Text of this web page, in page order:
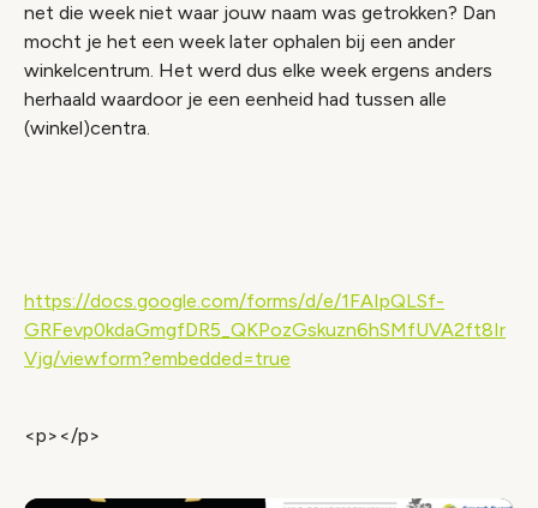
net die week niet waar jouw naam was getrokken? Dan
mocht je het een week later ophalen bij een ander
winkelcentrum. Het werd dus elke week ergens anders
herhaald waardoor je een eenheid had tussen alle
(winkel)centra.
Wijzig cookie instellingen
https://docs.google.com/forms/d/e/1FAIpQLSf-
GRFevp0kdaGmgfDR5_QKPozGskuzn6hSMfUVA2ft8Ir
Vjg/viewform?embedded=true
<p></p>